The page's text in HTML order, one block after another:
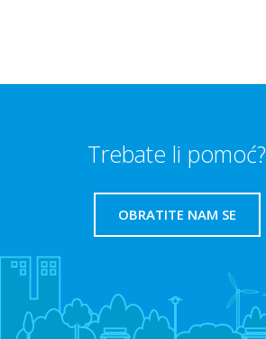
Trebate li pomoć?
OBRATITE NAM SE